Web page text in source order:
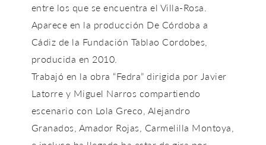
entre los que se encuentra el Villa-Rosa.
Aparece en la producción De Córdoba a
Cádiz de la Fundación Tablao Cordobes,
producida en 2010.
Trabajó en la obra “Fedra” dirigida por Javier
Latorre y Miguel Narros compartiendo
escenario con Lola Greco, Alejandro
Granados, Amador Rojas, Carmelilla Montoya,